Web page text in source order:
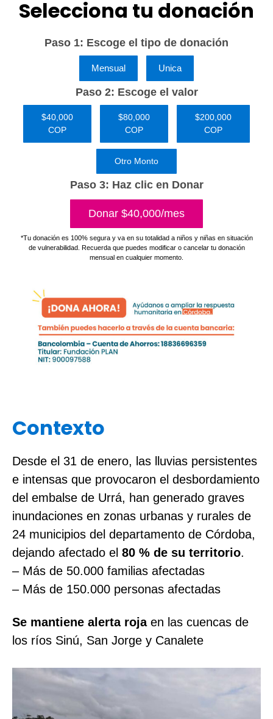
Selecciona tu donación
Paso 1: Escoge el tipo de donación
Mensual Unica
Paso 2: Escoge el valor
$40,000
COP
$80,000
COP
$200,000
COP
Otro Monto
Paso 3: Haz clic en Donar
Donar $40,000/mes
*Tu donación es 100% segura y va en su totalidad a niños y niñas en situación
de vulnerabilidad. Recuerda que puedes modificar o cancelar tu donación
mensual en cualquier momento.
Contexto
Desde el 31 de enero, las lluvias persistentes
e intensas que provocaron el desbordamiento
del embalse de Urrá, han generado graves
inundaciones en zonas urbanas y rurales de
24 municipios del departamento de Córdoba,
dejando afectado el 80 % de su territorio.
– Más de 50.000 familias afectadas
– Más de 150.000 personas afectadas
Se mantiene alerta rojaen las cuencas de
los ríos Sinú, San Jorge y Canalete